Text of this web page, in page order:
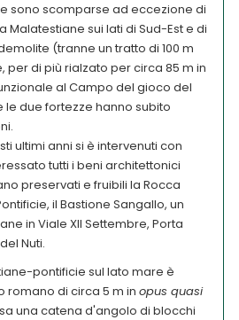
sono scomparse ad eccezione di
Malatestiane sui lati di Sud-Est e di
(tranne un tratto di 100 m
per di più rialzato per circa 85 m in
al Campo del gioco del
le due fortezze hanno subito
ultimi anni si è intervenuti con
tutti i beni architettonici
preservati e fruibili la Rocca
il Bastione Sangallo, un
in Viale XII Settembre, Porta
Nuti.
pontificie sul lato mare è
romano di circa 5 m in opus quasi
una catena d'angolo di blocchi